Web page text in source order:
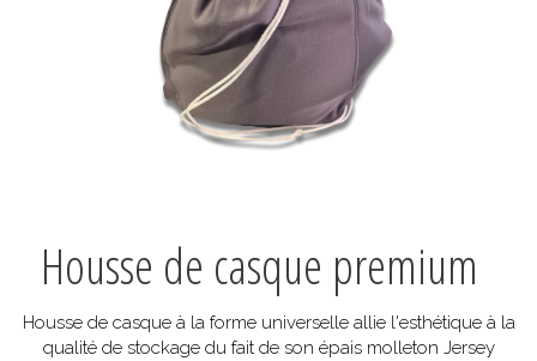
Housse de casque premium
Housse de casque à la forme universelle allie l'esthétique à la
qualité de stockage du fait de son épais molleton Jersey